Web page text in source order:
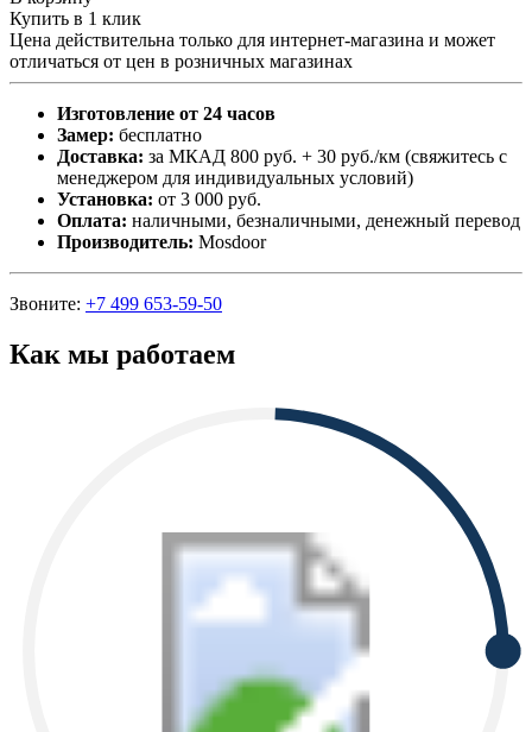
Купить в 1 клик
Цена действительна только для интернет-магазина и может
отличаться от цен в розничных магазинах
Изготовление от 24 часов
Замер: бесплатно
Доставка: за МКАД 800 руб. + 30 руб./км (свяжитесь с
менеджером для индивидуальных условий)
Установка: от 3 000 руб.
Оплата: наличными, безналичными, денежный перевод
Производитель: Mosdoor
Звоните: +7 499 653-59-50
Как мы работаем